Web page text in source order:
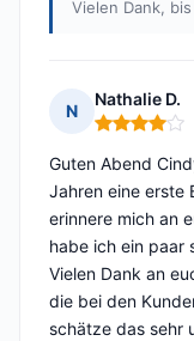
Vielen Dank,
N
Nathalie D.
Hinweis: 4
Guten Abend
Jahren eine erste
erinnere mich an
habe ich ein paar
Vielen Dank an
die bei den
schätze das sehr